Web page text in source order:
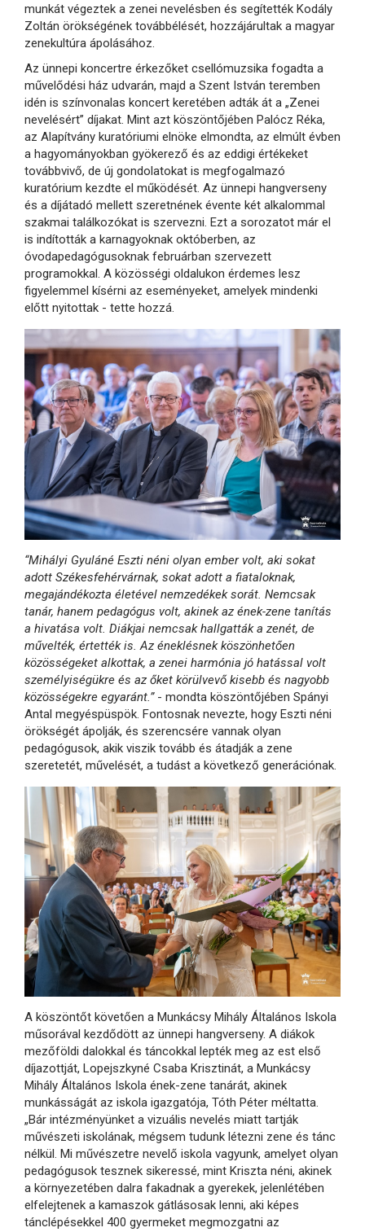
munkát végeztek a zenei nevelésben és segítették Kodály
Zoltán örökségének továbbélését, hozzájárultak a magyar
zenekultúra ápolásához.
Az ünnepi koncertre érkezőket csellómuzsika fogadta a
művelődési ház udvarán, majd a Szent István teremben
idén is színvonalas koncert keretében adták át a „Zenei
nevelésért” díjakat. Mint azt köszöntőjében Palócz Réka,
az Alapítvány kuratóriumi elnöke elmondta, az elmúlt évben
a hagyományokban gyökerező és az eddigi értékeket
továbbvivő, de új gondolatokat is megfogalmazó
kuratórium kezdte el működését. Az ünnepi hangverseny
és a díjátadó mellett szeretnének évente két alkalommal
szakmai találkozókat is szervezni. Ezt a sorozatot már el
is indították a karnagyoknak októberben, az
óvodapedagógusoknak februárban szervezett
programokkal. A közösségi oldalukon érdemes lesz
figyelemmel kísérni az eseményeket, amelyek mindenki
előtt nyitottak - tette hozzá.
“Mihályi Gyuláné Eszti néni olyan ember volt, aki sokat
adott Székesfehérvárnak, sokat adott a fiataloknak,
megajándékozta életével nemzedékek sorát. Nemcsak
tanár, hanem pedagógus volt, akinek az ének-zene tanítás
a hivatása volt. Diákjai nemcsak hallgatták a zenét, de
művelték, értették is. Az éneklésnek köszönhetően
közösségeket alkottak, a zenei harmónia jó hatással volt
személyiségükre és az őket körülvevő kisebb és nagyobb
közösségekre egyaránt.”- mondta köszöntőjében Spányi
Antal megyéspüspök. Fontosnak nevezte, hogy Eszti néni
örökségét ápolják, és szerencsére vannak olyan
pedagógusok, akik viszik tovább és átadják a zene
szeretetét, művelését, a tudást a következő generációnak.
A köszöntőt követően a Munkácsy Mihály Általános Iskola
műsorával kezdődött az ünnepi hangverseny. A diákok
mezőföldi dalokkal és táncokkal lepték meg az est első
díjazottját, Lopejszkyné Csaba Krisztinát, a Munkácsy
Mihály Általános Iskola ének-zene tanárát, akinek
munkásságát az iskola igazgatója, Tóth Péter méltatta.
„Bár intézményünket a vizuális nevelés miatt tartják
művészeti iskolának, mégsem tudunk létezni zene és tánc
nélkül. Mi művészetre nevelő iskola vagyunk, amelyet olyan
pedagógusok tesznek sikeressé, mint Kriszta néni, akinek
a környezetében dalra fakadnak a gyerekek, jelenlétében
elfelejtenek a kamaszok gátlásosak lenni, aki képes
tánclépésekkel 400 gyermeket megmozgatni az